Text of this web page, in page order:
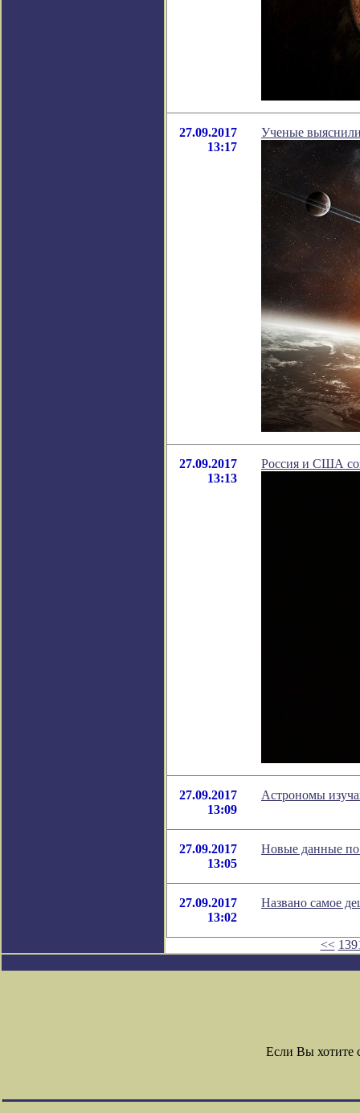
27.09.2017
13:17
Ученые
27.09.2017
13:13
Россия и США
27.09.2017
13:09
Астрономы
27.09.2017
13:05
Новые данные по
27.09.2017
13:02
Названо самое
<<
Если Вы хотите